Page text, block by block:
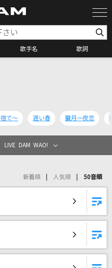
歌手名 歌詞
クエスト
もの～(10 years after
で～ 遅い春 朧月一夜恋
LIVE DAM WAO!
新着順 人気順 50音順